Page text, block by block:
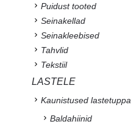
Puidust tooted
Seinakellad
Seinakleebised
Tahvlid
Tekstiil
LASTELE
Kaunistused lastetuppa
Baldahiinid